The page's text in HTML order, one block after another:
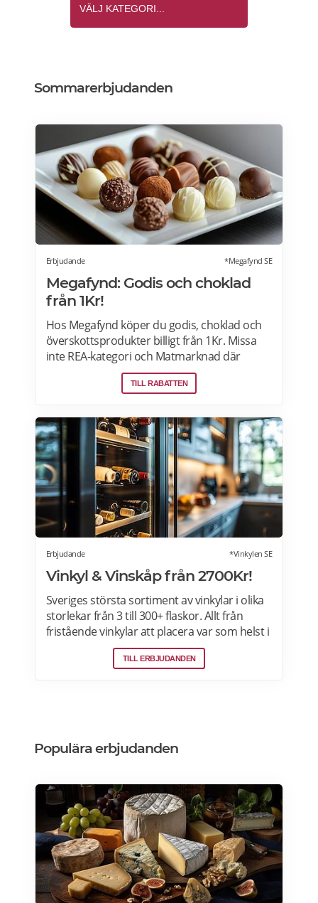
Sommarerbjudanden
Erbjudande *Megafynd SE
Megafynd: Godis och choklad
från 1Kr!
Hos Megafynd köper du godis, choklad och
överskottsprodukter billigt från 1Kr. Missa
inte REA-kategori och Matmarknad där
Megafynd har hundratals aktuella
erbjudanden varje dag. Läs mer om
TILL RABATTEN
Erbjudande *Vinkylen SE
Vinkyl & Vinskåp från 2700Kr!
Sveriges största sortiment av vinkylar i olika
storlekar från 3 till 300+ flaskor. Allt från
fristående vinkylar att placera var som helst i
hemmet, till inbyggda eller integrerbara
vinkylar som elegant smälter in i
TILL ERBJUDANDEN
Populära erbjudanden